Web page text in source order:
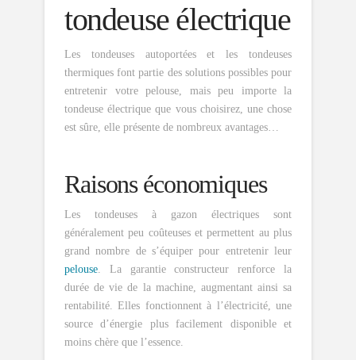
tondeuse électrique
Les tondeuses autoportées et les tondeuses
thermiques font partie des solutions possibles pour
entretenir votre pelouse, mais peu importe la
tondeuse électrique que vous choisirez, une chose
est sûre, elle présente de nombreux avantages…
Raisons économiques
Les tondeuses à gazon électriques sont
généralement peu coûteuses et permettent au plus
grand nombre de s’équiper pour entretenir leur
pelouse. La garantie constructeur renforce la
durée de vie de la machine, augmentant ainsi sa
rentabilité. Elles fonctionnent à l’électricité, une
source d’énergie plus facilement disponible et
moins chère que l’essence.